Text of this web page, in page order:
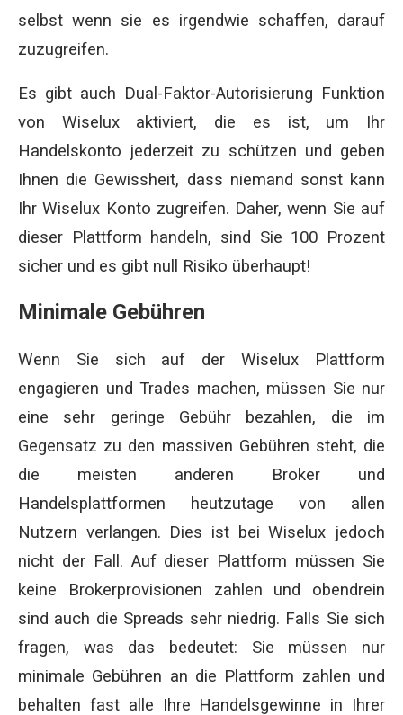
selbst wenn sie es irgendwie schaffen, darauf
zuzugreifen.
Es gibt auch Dual-Faktor-Autorisierung Funktion
von Wiselux aktiviert, die es ist, um Ihr
Handelskonto jederzeit zu schützen und geben
Ihnen die Gewissheit, dass niemand sonst kann
Ihr Wiselux Konto zugreifen. Daher, wenn Sie auf
dieser Plattform handeln, sind Sie 100 Prozent
sicher und es gibt null Risiko überhaupt!
Minimale Gebühren
Wenn Sie sich auf der Wiselux Plattform
engagieren und Trades machen, müssen Sie nur
eine sehr geringe Gebühr bezahlen, die im
Gegensatz zu den massiven Gebühren steht, die
die meisten anderen Broker und
Handelsplattformen heutzutage von allen
Nutzern verlangen. Dies ist bei Wiselux jedoch
nicht der Fall. Auf dieser Plattform müssen Sie
keine Brokerprovisionen zahlen und obendrein
sind auch die Spreads sehr niedrig. Falls Sie sich
fragen, was das bedeutet: Sie müssen nur
minimale Gebühren an die Plattform zahlen und
behalten fast alle Ihre Handelsgewinne in Ihrer